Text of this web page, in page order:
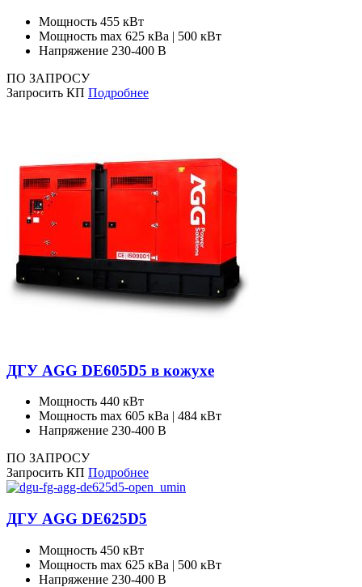
Мощность 455 кВт
Мощность max 625 кВа | 500 кВт
Напряжение 230-400 В
ПО ЗАПРОСУ
Запросить КП Подробнее
ДГУ AGG DE605D5 в кожухе
Мощность 440 кВт
Мощность max 605 кВа | 484 кВт
Напряжение 230-400 В
ПО ЗАПРОСУ
Запросить КП Подробнее
ДГУ AGG DE625D5
Мощность 450 кВт
Мощность max 625 кВа | 500 кВт
Напряжение 230-400 В